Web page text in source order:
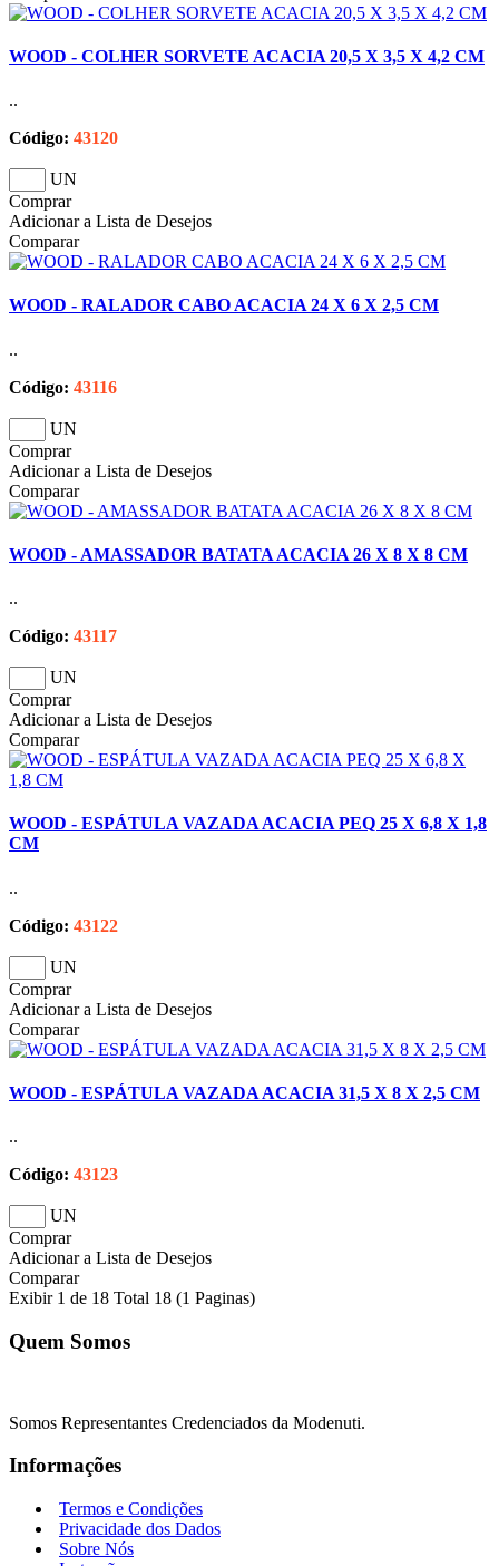
WOOD - COLHER SORVETE ACACIA 20,5 X 3,5 X 4,2 CM
..
Código: 43120
UN
Comprar
Adicionar a Lista de Desejos
Comparar
WOOD - RALADOR CABO ACACIA 24 X 6 X 2,5 CM
..
Código: 43116
UN
Comprar
Adicionar a Lista de Desejos
Comparar
WOOD - AMASSADOR BATATA ACACIA 26 X 8 X 8 CM
..
Código: 43117
UN
Comprar
Adicionar a Lista de Desejos
Comparar
WOOD - ESPÁTULA VAZADA ACACIA PEQ 25 X 6,8 X 1,8
CM
..
Código: 43122
UN
Comprar
Adicionar a Lista de Desejos
Comparar
WOOD - ESPÁTULA VAZADA ACACIA 31,5 X 8 X 2,5 CM
..
Código: 43123
UN
Comprar
Adicionar a Lista de Desejos
Comparar
Exibir 1 de 18 Total 18 (1 Paginas)
Quem Somos
Somos Representantes Credenciados da Modenuti.
Informações
Termos e Condições
Privacidade dos Dados
Sobre Nós